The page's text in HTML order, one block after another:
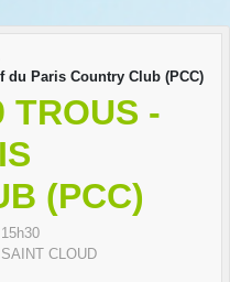
du Paris Country Club (PCC)
TROUS -
(PCC)
SAINT CLOUD